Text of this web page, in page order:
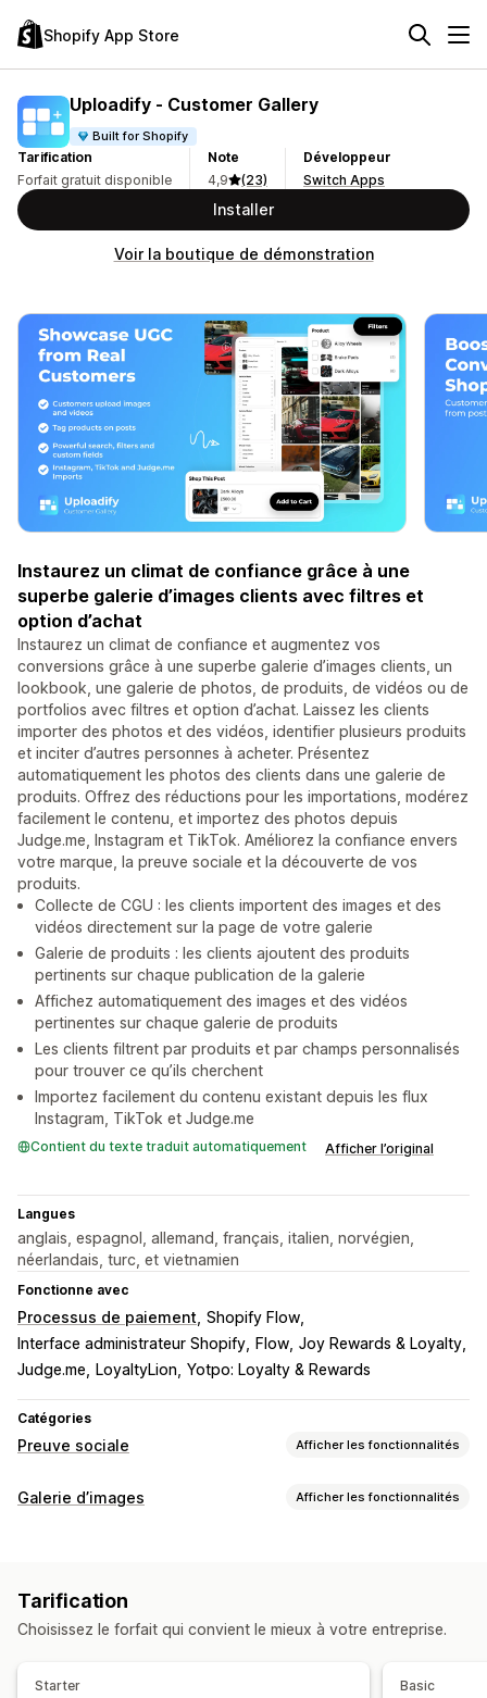
Shopify App Store
Uploadify ‑ Customer Gallery
Built for Shopify
Tarification
Forfait gratuit disponible
Note
4,9
(23)
Développeur
Switch Apps
Installer
Voir la boutique de démonstration
Instaurez un climat de confiance grâce à une
superbe galerie d’images clients avec filtres et
option d’achat
Instaurez un climat de confiance et augmentez vos
conversions grâce à une superbe galerie d’images clients, un
lookbook, une galerie de photos, de produits, de vidéos ou de
portfolios avec filtres et option d’achat. Laissez les clients
importer des photos et des vidéos, identifier plusieurs produits
et inciter d’autres personnes à acheter. Présentez
automatiquement les photos des clients dans une galerie de
produits. Offrez des réductions pour les importations, modérez
facilement le contenu, et importez des photos depuis
Judge.me, Instagram et TikTok. Améliorez la confiance envers
votre marque, la preuve sociale et la découverte de vos
produits.
Collecte de CGU : les clients importent des images et des
vidéos directement sur la page de votre galerie
Galerie de produits : les clients ajoutent des produits
pertinents sur chaque publication de la galerie
Affichez automatiquement des images et des vidéos
pertinentes sur chaque galerie de produits
Les clients filtrent par produits et par champs personnalisés
pour trouver ce qu’ils cherchent
Importez facilement du contenu existant depuis les flux
Instagram, TikTok et Judge.me
Contient du texte traduit automatiquement Afficher l’original
Langues
anglais, espagnol, allemand, français, italien, norvégien,
néerlandais, turc, et vietnamien
Fonctionne avec
Processus de paiement Shopify Flow
Interface administrateur Shopify
Flow Joy Rewards & Loyalty
Judge.me
LoyaltyLion Yotpo: Loyalty & Rewards
Catégories
Preuve sociale Afficher les fonctionnalités
Types de contenus
Nombre de ventes
Notifications personnalisées
Multilingue
Flux achetables
Liens vers les médias sociaux
Galerie d’images Afficher les fonctionnalités
Portefeuille Masonry
Tarification
Choisissez le forfait qui convient le mieux à votre entreprise.
Starter Basic